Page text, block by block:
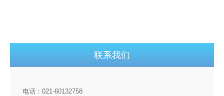
联系我们
电话：021-60132758